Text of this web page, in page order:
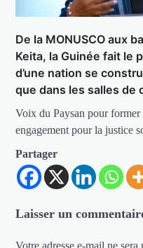
De la MONUSCO aux
Keita, la Guinée fait le
d’une nation se
que dans les salles de
Voix du Paysan pour
engagement pour la justice
Partager
Laisser un